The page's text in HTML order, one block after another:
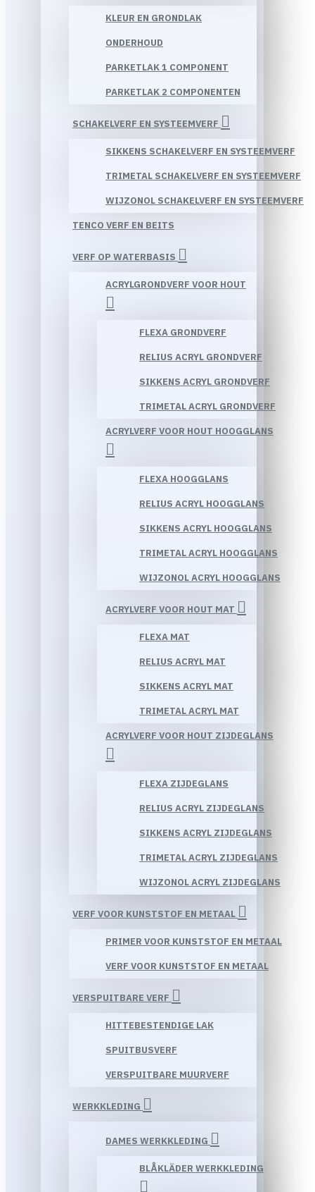
KLEUR EN GRONDLAK
ONDERHOUD
PARKETLAK 1 COMPONENT
PARKETLAK 2 COMPONENTEN
SCHAKELVERF EN SYSTEEMVERF
SIKKENS SCHAKELVERF EN SYSTEEMVERF
TRIMETAL SCHAKELVERF EN SYSTEEMVERF
WIJZONOL SCHAKELVERF EN SYSTEEMVERF
TENCO VERF EN BEITS
VERF OP WATERBASIS
ACRYLGRONDVERF VOOR HOUT
FLEXA GRONDVERF
RELIUS ACRYL GRONDVERF
SIKKENS ACRYL GRONDVERF
TRIMETAL ACRYL GRONDVERF
ACRYLVERF VOOR HOUT HOOGGLANS
FLEXA HOOGGLANS
RELIUS ACRYL HOOGGLANS
SIKKENS ACRYL HOOGGLANS
TRIMETAL ACRYL HOOGGLANS
WIJZONOL ACRYL HOOGGLANS
ACRYLVERF VOOR HOUT MAT
FLEXA MAT
RELIUS ACRYL MAT
SIKKENS ACRYL MAT
TRIMETAL ACRYL MAT
ACRYLVERF VOOR HOUT ZIJDEGLANS
FLEXA ZIJDEGLANS
RELIUS ACRYL ZIJDEGLANS
SIKKENS ACRYL ZIJDEGLANS
TRIMETAL ACRYL ZIJDEGLANS
WIJZONOL ACRYL ZIJDEGLANS
VERF VOOR KUNSTSTOF EN METAAL
PRIMER VOOR KUNSTSTOF EN METAAL
VERF VOOR KUNSTSTOF EN METAAL
VERSPUITBARE VERF
HITTEBESTENDIGE LAK
SPUITBUSVERF
VERSPUITBARE MUURVERF
WERKKLEDING
DAMES WERKKLEDING
BLÅKLÄDER WERKKLEDING